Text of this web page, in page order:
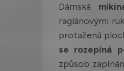
Dámská
raglánovými
protažená
se rozepíná
způsob